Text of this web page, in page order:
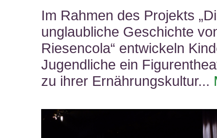
Im Rahmen des Projekts
unglaubliche Geschichte
Riesencola“ entwickeln
Jugendliche ein
zu ihrer Ernährungskultur...